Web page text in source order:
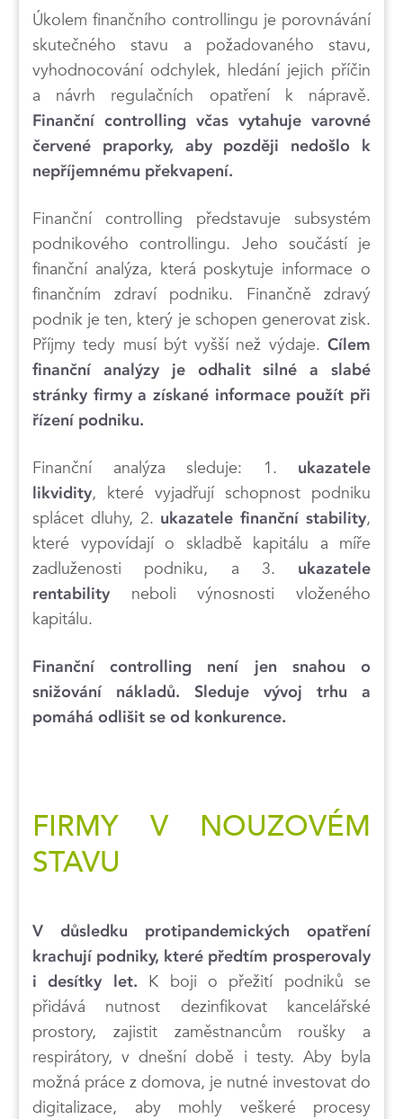
Úkolem finančního controllingu je porovnávání
skutečného stavu a požadovaného stavu,
vyhodnocování odchylek, hledání jejich příčin
a návrh regulačních opatření k nápravě.
Finanční controlling včas vytahuje varovné
červené praporky, aby později nedošlo k
nepříjemnému překvapení.
Finanční controlling představuje subsystém
podnikového controllingu. Jeho součástí je
finanční analýza, která poskytuje informace o
finančním zdraví podniku. Finančně zdravý
podnik je ten, který je schopen generovat zisk.
Příjmy tedy musí být vyšší než výdaje. Cílem
finanční analýzy je odhalit silné a slabé
stránky firmy a získané informace použít při
řízení podniku.
Finanční analýza sleduje: 1. ukazatele
likvidity, které vyjadřují schopnost podniku
splácet dluhy, 2. ukazatele finanční stability,
které vypovídají o skladbě kapitálu a míře
zadluženosti podniku, a 3. ukazatele
rentability neboli výnosnosti vloženého
kapitálu.
Finanční controlling není jen snahou o
snižování nákladů. Sleduje vývoj trhu a
pomáhá odlišit se od konkurence.
FIRMY V NOUZOVÉM
STAVU
V důsledku protipandemických opatření
krachují podniky, které předtím prosperovaly
i desítky let. K boji o přežití podniků se
přidává nutnost dezinfikovat kancelářské
prostory, zajistit zaměstnancům roušky a
respirátory, v dnešní době i testy. Aby byla
možná práce z domova, je nutné investovat do
digitalizace, aby mohly veškeré procesy